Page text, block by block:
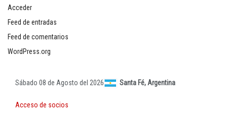
Acceder
Feed de entradas
Feed de comentarios
WordPress.org
Sábado 08 de Agosto del 2026 Santa Fé, Argentina
Acceso de socios